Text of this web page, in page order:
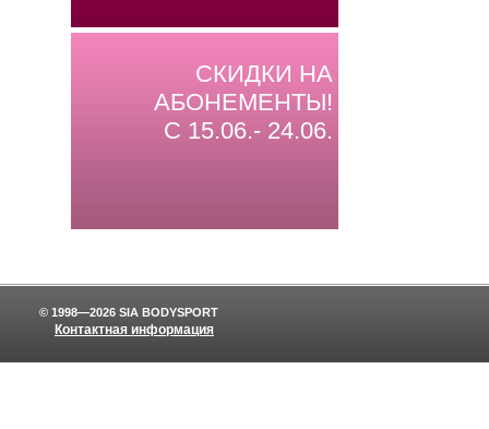
СКИДКИ НА
АБОНЕМЕНТЫ!
С 15.06.- 24.06.
Контактная информация
© 1998—2026 SIA BODYSPORT